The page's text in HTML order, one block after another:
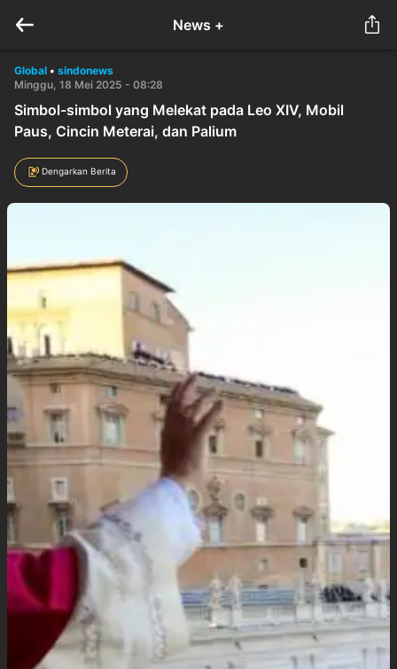
News +
Global • sindonews
Minggu, 18 Mei 2025 - 08:28
Simbol-simbol yang Melekat pada Leo XIV, Mobil
Paus, Cincin Meterai, dan Palium
Dengarkan Berita